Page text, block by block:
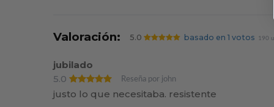
Valoración: 5.0 basado en 1 votos 190
jubilado
5.0
Reseña por john
justo lo que necesitaba. resistente